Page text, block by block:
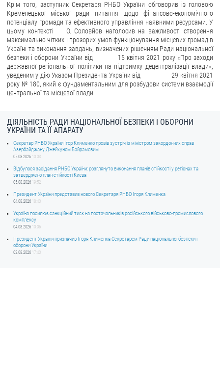
Крім того, заступник Секретаря РНБО України обговорив із головою
Кременецької міської ради питання щодо фінансово-економічного
потенціалу громади та ефективного управління наявними ресурсами. У
цьому контексті О. Соловйов наголосив на важливості створення
максимально чітких і прозорих умов функціонування місцевих громад в
Україні та виконання завдань, визначених рішенням Ради національної
безпеки і оборони України від 15 квітня 2021 року «Про заходи
державної регіональної політики на підтримку децентралізації влади»,
уведеним у дію Указом Президента України від 29 квітня 2021
року № 180, який є фундаментальним для розбудови системи взаємодії
центральної та місцевої влади.
ДІЯЛЬНІСТЬ РАДИ НАЦІОНАЛЬНОЇ БЕЗПЕКИ І ОБОРОНИ
УКРАЇНИ ТА ЇЇ АПАРАТУ
Секретар РНБО України Ігор Клименко провів зустріч із міністром закордонних справ
Азербайджану Джейхуном Байрамовим
07.08.2026 10:03
Відбулося засідання РНБО України: розглянуто виконання планів стійкості у регіонах та
затверджено план стійкості Києва
05.08.2026 19:52
Президент України представив нового Секретаря РНБО Ігоря Клименка
04.08.2026 18:40
Україна посилює санкційний тиск на постачальників російського військово-промислового
комплексу
04.08.2026 10:06
Президент України призначив Ігоря Клименка Секретарем Ради національної безпеки і
оборони України
03.08.2026 17:40